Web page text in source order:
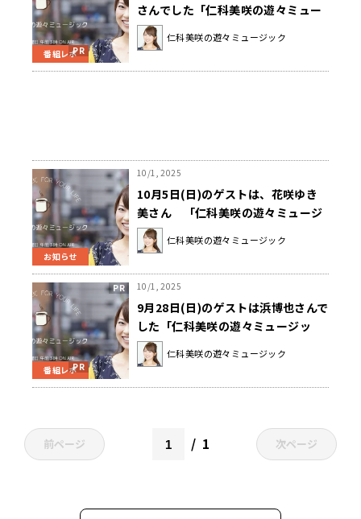
番組レポ
さんでした「仁科美咲の遊々ミュー
ジック」
仁科美咲の遊々ミュージック
お知らせ
10/1, 2025
10月5日(日)のゲストは、花咲ゆき
美さん 「仁科美咲の遊々ミュージ
ック」
仁科美咲の遊々ミュージック
番組レポ
10/1, 2025
9月28日(日)のゲストは浜博也さんで
した「仁科美咲の遊々ミュージッ
ク」
仁科美咲の遊々ミュージック
前ページ 1 次ページ